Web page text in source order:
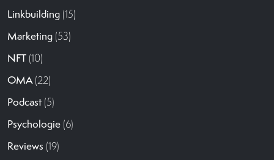
Linkbuilding (15)
Marketing (53)
NFT (10)
OMA(22)
Podcast (5)
Psychologie (6)
Reviews (19)